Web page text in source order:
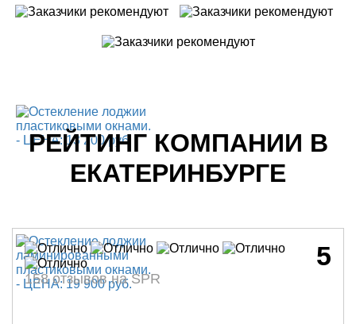
РЕЙТИНГ КОМПАНИИ В
ЕКАТЕРИНБУРГЕ
5
158 отзывов на SPR